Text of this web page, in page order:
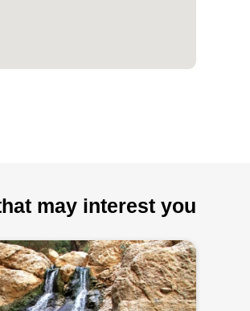
may interest you